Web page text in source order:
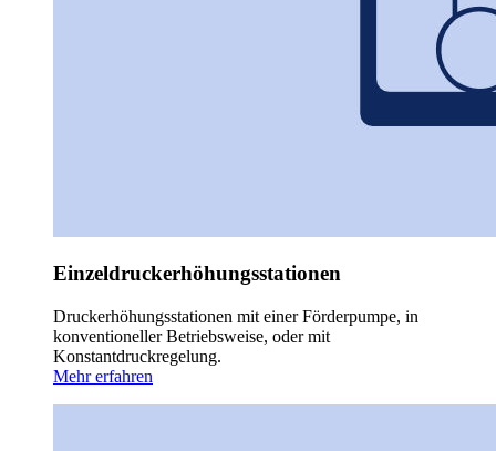
Einzeldruckerhöhungsstationen
Druckerhöhungsstationen mit einer Förderpumpe, in
konventioneller Betriebsweise, oder mit
Konstantdruckregelung.
Mehr erfahren